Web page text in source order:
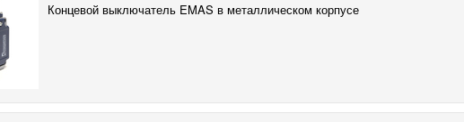
Концевой выключатель EMAS в металлическом корпусе